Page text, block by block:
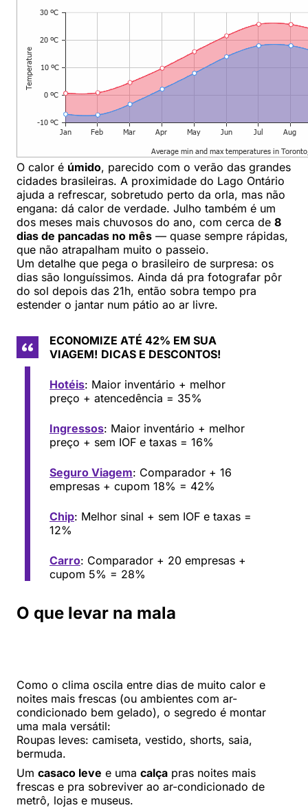
O calor é úmido, parecido com o verão das grandes
cidades brasileiras. A proximidade do Lago Ontário
ajuda a refrescar, sobretudo perto da orla, mas não
engana: dá calor de verdade. Julho também é um
dos meses mais chuvosos do ano, com cerca de 8
dias de pancadas no mês — quase sempre rápidas,
que não atrapalham muito o passeio.
Um detalhe que pega o brasileiro de surpresa: os
dias são longuíssimos. Ainda dá pra fotografar pôr
do sol depois das 21h, então sobra tempo pra
estender o jantar num pátio ao ar livre.
ECONOMIZE ATÉ 42% EM SUA
VIAGEM! DICAS E DESCONTOS!
Hotéis: Maior inventário + melhor
preço + atencedência = 35%
Ingressos: Maior inventário + melhor
preço + sem IOF e taxas = 16%
Seguro Viagem: Comparador + 16
empresas + cupom 18% = 42%
Chip: Melhor sinal + sem IOF e taxas =
12%
Carro: Comparador + 20 empresas +
cupom 5% = 28%
O que levar na mala
Como o clima oscila entre dias de muito calor e
noites mais frescas (ou ambientes com ar-
condicionado bem gelado), o segredo é montar
uma mala versátil:
Roupas leves: camiseta, vestido, shorts, saia,
bermuda.
Um casaco leve e uma calça pras noites mais
frescas e pra sobreviver ao ar-condicionado de
metrô, lojas e museus.